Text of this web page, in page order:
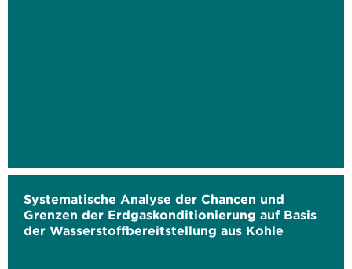
Systematische Analyse der Chancen und
Grenzen der Erdgaskonditionierung auf Basis
der Wasserstoffbereitstellung aus Kohle